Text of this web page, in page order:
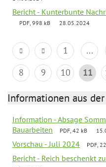
Bericht - Kunterbunte
PDF, 998 kB 28.05.2024
1 ...
8
9 10 11
Informationen aus
Information - Absage
Bauarbeiten
PDF, 42 kB
Vorschau - Juli 2024 PDF,
Bericht - Reich beschenkt